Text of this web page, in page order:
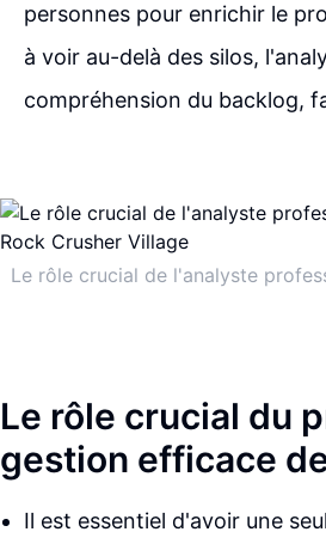
personnes pour enrichir le
à voir au-delà des silos,
compréhension du backlog,
Le rôle crucial de l'analyste
Le rôle crucial du
gestion efficace
Il est essentiel d'avoir une